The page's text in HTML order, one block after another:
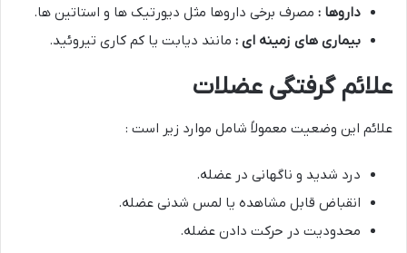
داروها : مصرف برخی داروها مثل دیورتیک ها و استاتین ها.
بیماری های زمینه ای : مانند دیابت یا کم کاری تیروئید.
علائم گرفتگی عضلات
علائم این وضعیت معمولاً شامل موارد زیر است :
درد شدید و ناگهانی در عضله.
انقباض قابل مشاهده یا لمس شدنی عضله.
محدودیت در حرکت دادن عضله.